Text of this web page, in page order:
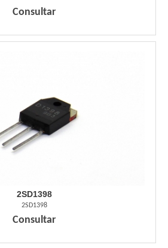
Consultar
2SD1398
2SD1398
Consultar